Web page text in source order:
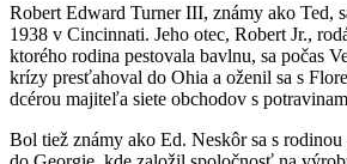
Robert Edward Turner III, známy ako Ted,
1938 v Cincinnati. Jeho otec, Robert Jr.,
ktorého rodina pestovala bavlnu, sa počas
krízy presťahoval do Ohia a oženil sa s
dcérou majiteľa siete obchodov s
Bol tiež známy ako Ed. Neskôr sa s